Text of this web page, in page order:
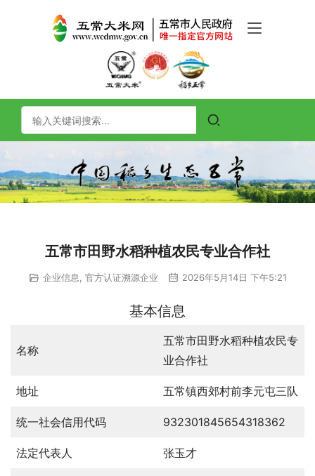
五常市田野水稻种植农民专业合作社
企业信息 官方认证溯源企业 2026年5月14日 下午5:21
基本信息
名称
五常市田野水稻种植农民专
业合作社
地址 五常镇西郊村前李元屯三队
统一社会信用代码 932301845654318362
法定代表人 张玉才